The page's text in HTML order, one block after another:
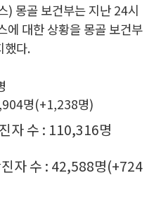
) 몽골 보건부는 지난 24시
에 대한 상황을 몽골 보건부
했다.
명(+1,238명)
자 수 : 110,316명
자 수 : 42,588명(+724